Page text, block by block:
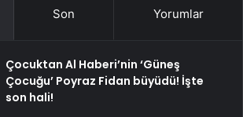
Son Yorumlar
Çocuktan Al Haberi’nin ‘Güneş
Çocuğu’ Poyraz Fidan büyüdü! İşte
son hali!